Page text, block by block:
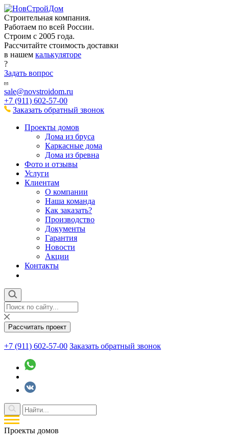
Строительная компания.
Работаем по всей России.
Строим с 2005 года.
Рассчитайте стоимость доставки
в нашем калькуляторе
?
Задать вопрос
sale@novstroidom.ru
+7 (911) 602-57-00
Заказать обратный звонок
Проекты домов
Дома из бруса
Каркасные дома
Дома из бревна
Фото и отзывы
Услуги
Клиентам
О компании
Наша команда
Как заказать?
Производство
Документы
Гарантия
Новости
Акции
Контакты
Рассчитать проект
+7 (911) 602-57-00 Заказать обратный звонок
Проекты домов